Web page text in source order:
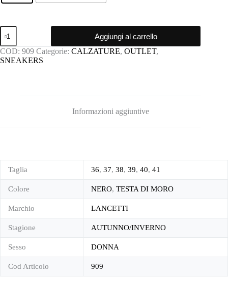
Sneakers
lancetti
quantità
Aggiungi al carrello
COD: 909 Categorie: CALZATURE, OUTLET,
SNEAKERS
Informazioni aggiuntive
Taglia 36, 37, 38, 39, 40, 41
Colore NERO, TESTA DI MORO
Marchio LANCETTI
Stagione AUTUNNO/INVERNO
Sesso DONNA
Cod Articolo 909